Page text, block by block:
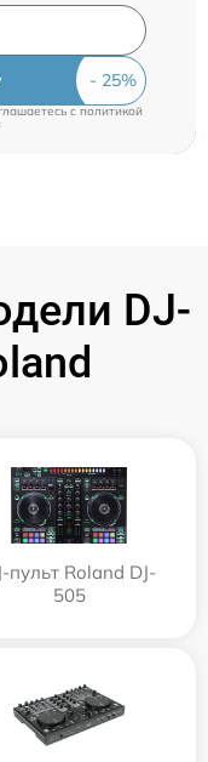
cполитикой
DJ-
пульт Roland DJ-
505